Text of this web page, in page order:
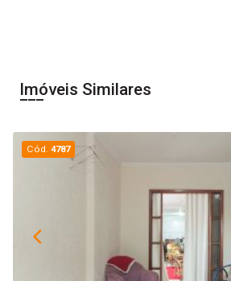
Imóveis Similares
Cód.4787